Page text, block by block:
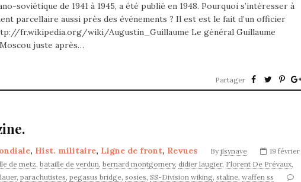
soviétique de 1941 à 1945, a été publié en 1948. Pourquoi s’intéresser à
parcellaire aussi près des événements ? Il est est le fait d’un officier
fr.wikipedia.org/wiki/Augustin_Guillaume Le général Guillaume
juste après…
Partager
, Hist. militaire, Ligne de front, Revues By jlsynave
19 février
de metz, bataille de verdun, bernard montgomery, didier laugier, Florent De Prévaux,
, parachutistes, pegasus bridge, sosies, SS-Division wiking, staline, waffen ss